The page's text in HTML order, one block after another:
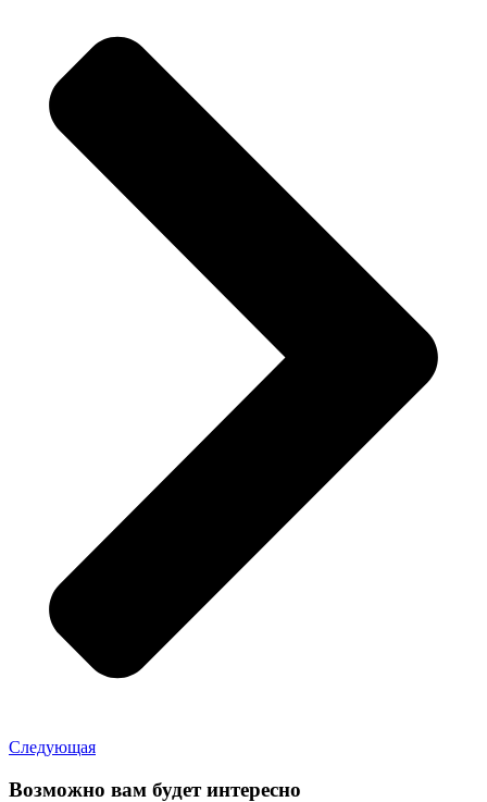
Следующая
Возможно вам будет интересно